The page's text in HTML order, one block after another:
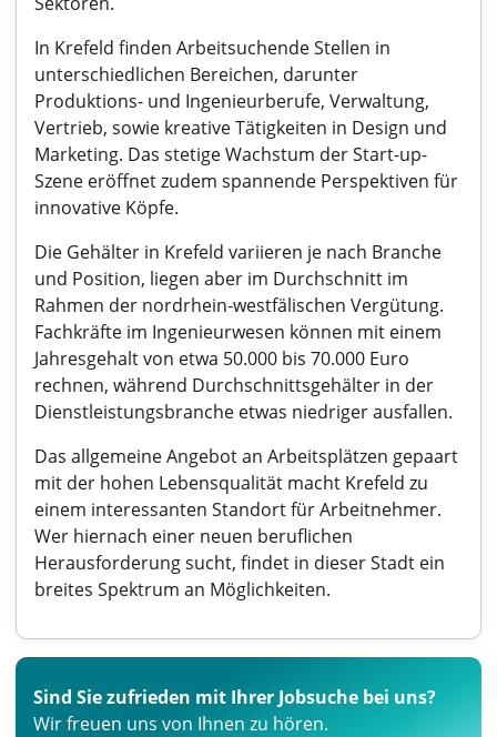
In Krefeld finden Arbeitsuchende Stellen in
unterschiedlichen Bereichen, darunter
Produktions- und Ingenieurberufe, Verwaltung,
Vertrieb, sowie kreative Tätigkeiten in Design und
Marketing. Das stetige Wachstum der Start-up-
Szene eröffnet zudem spannende Perspektiven für
innovative Köpfe.
Die Gehälter in Krefeld variieren je nach Branche
und Position, liegen aber im Durchschnitt im
Rahmen der nordrhein-westfälischen Vergütung.
Fachkräfte im Ingenieurwesen können mit einem
Jahresgehalt von etwa 50.000 bis 70.000 Euro
rechnen, während Durchschnittsgehälter in der
Dienstleistungsbranche etwas niedriger ausfallen.
Das allgemeine Angebot an Arbeitsplätzen gepaart
mit der hohen Lebensqualität macht Krefeld zu
einem interessanten Standort für Arbeitnehmer.
Wer hiernach einer neuen beruflichen
Herausforderung sucht, findet in dieser Stadt ein
breites Spektrum an Möglichkeiten.
Sind Sie zufrieden mit Ihrer Jobsuche bei uns?
Wir freuen uns von Ihnen zu hören.